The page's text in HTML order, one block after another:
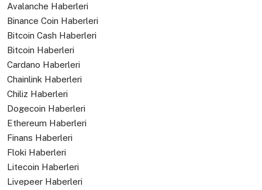
Avalanche Haberleri
Binance Coin Haberleri
Bitcoin Cash Haberleri
Bitcoin Haberleri
Cardano Haberleri
Chainlink Haberleri
Chiliz Haberleri
Dogecoin Haberleri
Ethereum Haberleri
Finans Haberleri
Floki Haberleri
Litecoin Haberleri
Livepeer Haberleri